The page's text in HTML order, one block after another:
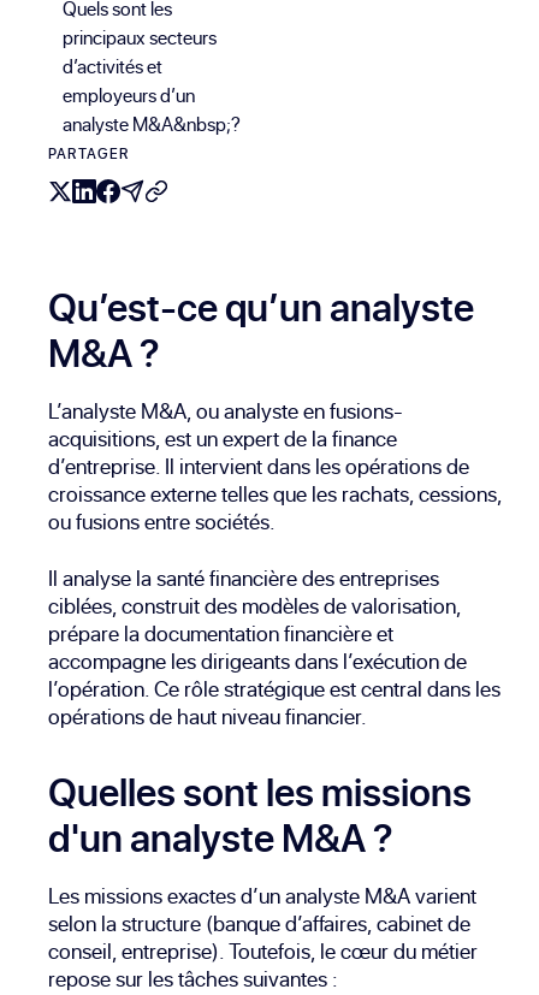
Quels sont les
principaux secteurs
d’activités et
employeurs d’un
analyste M&A&nbsp;?
PARTAGER
Qu’est-ce qu’un analyste
M&A ?
L’analyste M&A, ou analyste en fusions-
acquisitions, est un expert de la finance
d’entreprise. Il intervient dans les opérations de
croissance externe telles que les rachats, cessions,
ou fusions entre sociétés.
Il analyse la santé financière des entreprises
ciblées, construit des modèles de valorisation,
prépare la documentation financière et
accompagne les dirigeants dans l’exécution de
l’opération. Ce rôle stratégique est central dans les
opérations de haut niveau financier.
Quelles sont les missions
d'un analyste M&A ?
Les missions exactes d’un analyste M&A varient
selon la structure (banque d’affaires, cabinet de
conseil, entreprise). Toutefois, le cœur du métier
repose sur les tâches suivantes :